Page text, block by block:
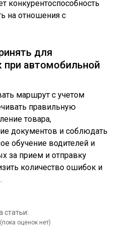
конкурентоспособность
на отношения с
для
автомобильной
маршрут с учетом
правильную
товара,
документов и соблюдать
обучение водителей и
за прием и отправку
количество ошибок и
статьи:
(пока оценок нет)